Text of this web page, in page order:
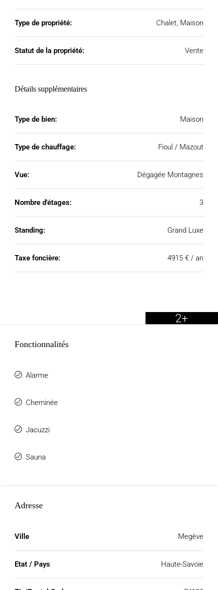
Type de propriété: Chalet, Maison
Statut de la propriété: Vente
Détails supplémentaires
Type de bien: Maison
Type de chauffage: Fioul / Mazout
Vue: Dégagée Montagnes
Nombre d'étages: 3
Standing: Grand Luxe
Taxe foncière: 4915 € / an
2+
Fonctionnalités
Alarme
Cheminée
Jacuzzi
Sauna
Adresse
Ville Megève
Etat / Pays Haute-Savoie